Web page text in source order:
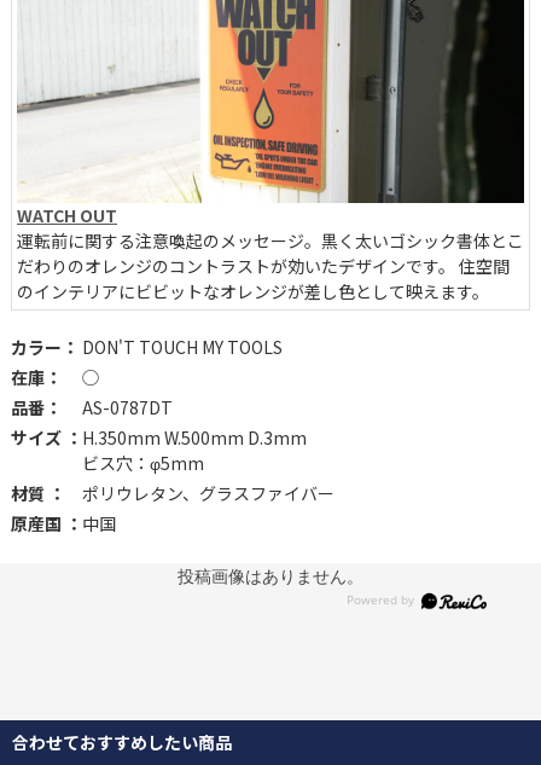
WATCH OUT
運転前に関する注意喚起のメッセージ。黒く太いゴシック書体とこ
だわりのオレンジのコントラストが効いたデザインです。 住空間
のインテリアにビビットなオレンジが差し色として映えます。
カラー： DON'T TOUCH MY TOOLS
在庫：
◯
品番：
AS-0787DT
サイズ ： H.350mm W.500mm D.3mm
ビス穴：φ5mm
材質 ：
ポリウレタン、グラスファイバー
原産国 ： 中国
投稿画像はありません。
合わせておすすめしたい商品